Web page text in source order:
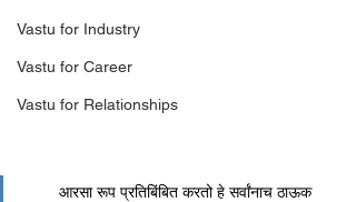
Vastu for Industry
Vastu for Career
Vastu for Relationships